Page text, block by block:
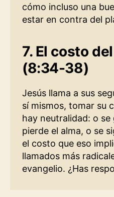
cómo incluso una
estar en contra del
7. El costo
(8:34-38)
Jesús llama a sus
sí mismos, tomar su
hay neutralidad: o
pierde el alma, o se
el costo que eso
llamados más
evangelio. ¿Has